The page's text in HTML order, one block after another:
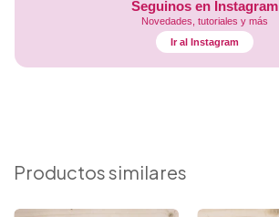
Seguinos en Instagram
Novedades, tutoriales y más
Ir al Instagram
Productos similares